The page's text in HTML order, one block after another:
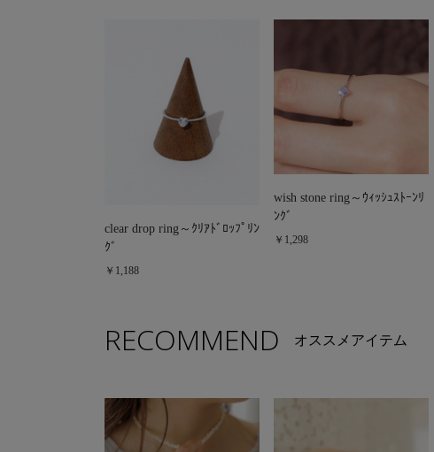
clear drop ring～ｸﾘｱﾄﾞﾛｯﾌﾟﾘﾝ
ｸﾞ
￥1,188
wish stone ring～ｳｨｯｼｭｽﾄｰﾝﾘ
ﾝｸﾞ
￥1,298
RECOMMEND オススメアイテム